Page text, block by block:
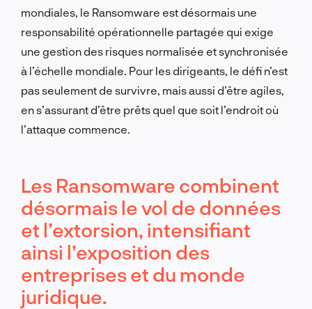
mondiales, le Ransomware est désormais une
responsabilité opérationnelle partagée qui exige
une gestion des risques normalisée et synchronisée
à l’échelle mondiale. Pour les dirigeants, le défi n’est
pas seulement de survivre, mais aussi d’être agiles,
en s’assurant d’être prêts quel que soit l’endroit où
l’attaque commence.
Les Ransomware combinent
désormais le vol de données
et l’extorsion, intensifiant
ainsi l’exposition des
entreprises et du monde
juridique.